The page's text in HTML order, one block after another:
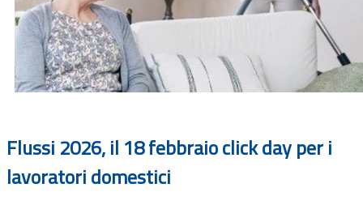
Flussi 2026, il 18 febbraio click day per i
lavoratori domestici